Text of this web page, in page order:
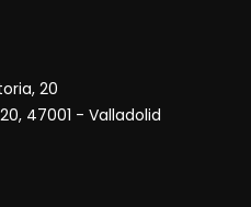
20
47001 - Valladolid